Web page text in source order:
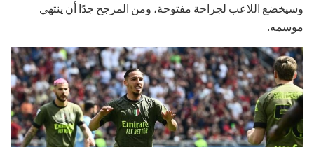
وسيخضع اللاعب لجراحة مفتوحة، ومن المرجح جدًا أن ينتهي
موسمه.